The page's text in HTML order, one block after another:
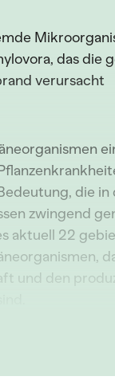
das die
verursacht
die in
zwingend
aktuell 22
und den